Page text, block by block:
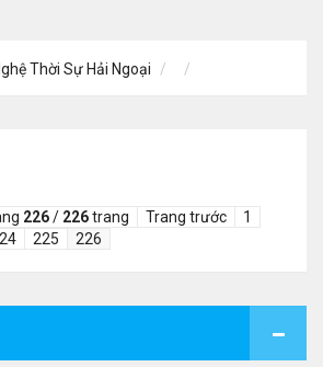
Thời Sự Hải Ngoại
226/ 226trang Trang trước
1
225 226